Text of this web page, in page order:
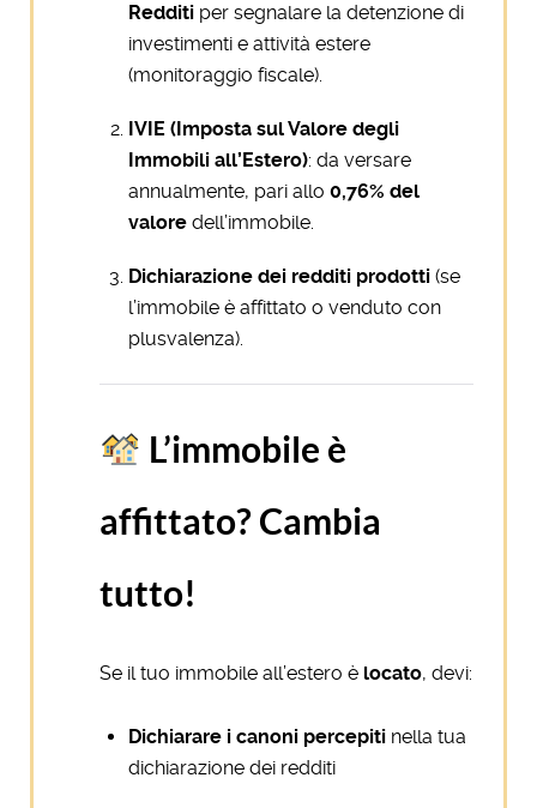
Redditi per segnalare la detenzione di
investimenti e attività estere
(monitoraggio fiscale).
IVIE (Imposta sul Valore degli
Immobili all’Estero): da versare
annualmente, pari allo 0,76% del
valore dell’immobile.
Dichiarazione dei redditi prodotti (se
l’immobile è affittato o venduto con
plusvalenza).
L’immobile è
affittato? Cambia
tutto!
Se il tuo immobile all’estero è locato, devi:
Dichiarare i canoni percepiti nella tua
dichiarazione dei redditi